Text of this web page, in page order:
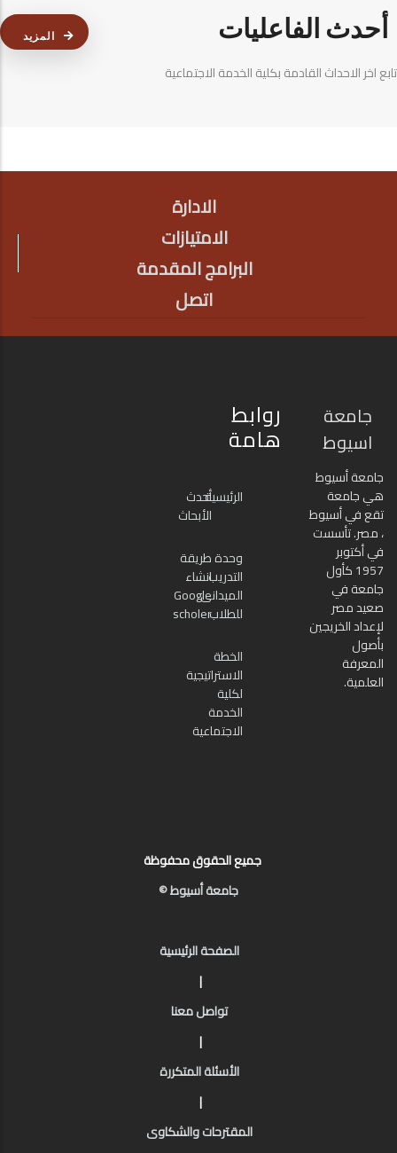
أحدث الفاعليات
تابع اخر الاحداث القادمة بكلية الخدمة الاجتماعية
المزيد
FOOTER
الادارة
الامتيازات
البرامج المقدمة
اتصل
جامعة
اسيوط
جامعة أسيوط
هي جامعة
تقع في أسيوط
، مصر. تأسست
في أكتوبر
1957 كأول
جامعة في
صعيد مصر
لإعداد الخريجين
بأصول
المعرفة
العلمية.
روابط
هامة
الرئيسيةأحدث
الأبحاث
وحدة
التدريب
الميدانى
للطلاب
طريقة
انشاء
Google
scholer
الخطة
الاستراتيجية
لكلية
الخدمة
الاجتماعية
جميع الحقوق محفوظة
جامعة أسيوط ©
الصفحة الرئيسية
|
تواصل معنا
|
الأسئلة المتكررة
|
المقترحات والشكاوى